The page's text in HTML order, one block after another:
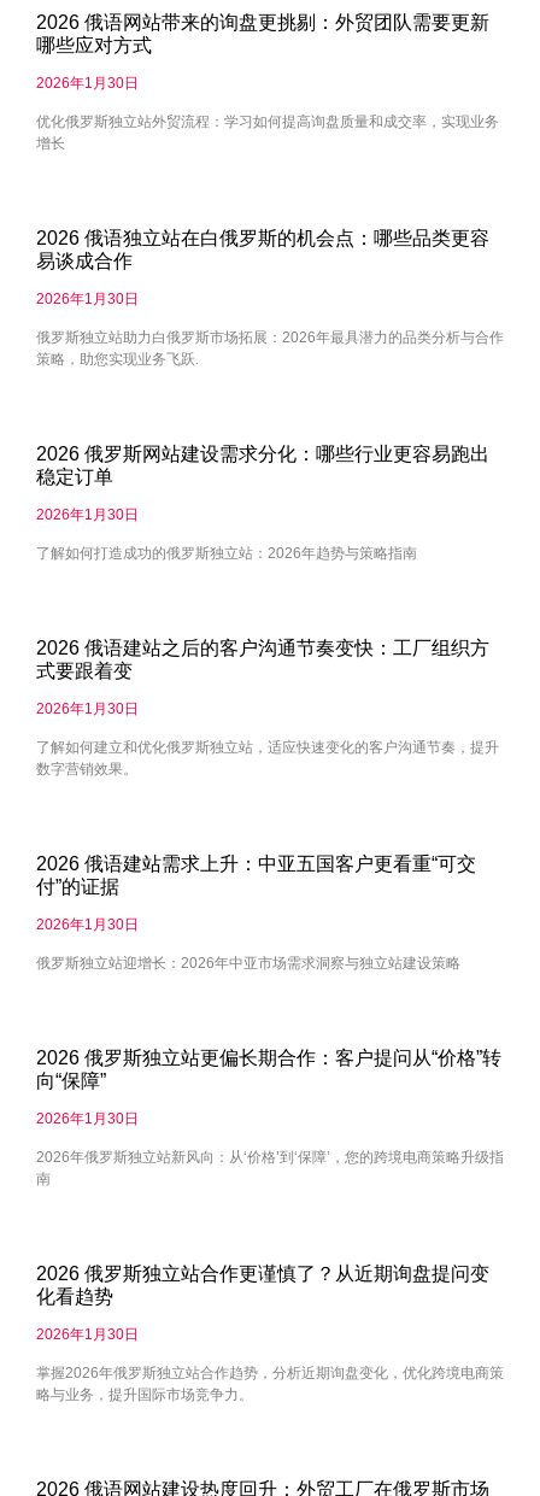
2026 俄语网站带来的询盘更挑剔：外贸团队需要更新
哪些应对方式
2026年1月30日
优化俄罗斯独立站外贸流程：学习如何提高询盘质量和成交率，实现业务
增长
2026 俄语独立站在白俄罗斯的机会点：哪些品类更容
易谈成合作
2026年1月30日
俄罗斯独立站助力白俄罗斯市场拓展：2026年最具潜力的品类分析与合作
策略，助您实现业务飞跃.
2026 俄罗斯网站建设需求分化：哪些行业更容易跑出
稳定订单
2026年1月30日
了解如何打造成功的俄罗斯独立站：2026年趋势与策略指南
2026 俄语建站之后的客户沟通节奏变快：工厂组织方
式要跟着变
2026年1月30日
了解如何建立和优化俄罗斯独立站，适应快速变化的客户沟通节奏，提升
数字营销效果。
2026 俄语建站需求上升：中亚五国客户更看重“可交
付”的证据
2026年1月30日
俄罗斯独立站迎增长：2026年中亚市场需求洞察与独立站建设策略
2026 俄罗斯独立站更偏长期合作：客户提问从“价格”转
向“保障”
2026年1月30日
2026年俄罗斯独立站新风向：从‘价格’到‘保障’，您的跨境电商策略升级指
南
2026 俄罗斯独立站合作更谨慎了？从近期询盘提问变
化看趋势
2026年1月30日
掌握2026年俄罗斯独立站合作趋势，分析近期询盘变化，优化跨境电商策
略与业务，提升国际市场竞争力。
2026 俄语网站建设热度回升：外贸工厂在俄罗斯市场